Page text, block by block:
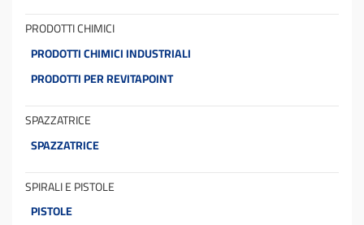
PRODOTTI CHIMICI
PRODOTTI CHIMICI INDUSTRIALI
PRODOTTI PER REVITAPOINT
SPAZZATRICE
SPAZZATRICE
SPIRALI E PISTOLE
PISTOLE